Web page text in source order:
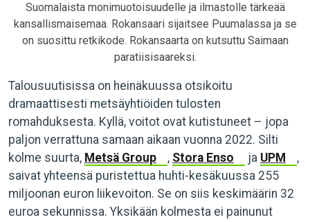
Suomalaista monimuotoisuudelle ja ilmastolle tärkeää
kansallismaisemaa. Rokansaari sijaitsee Puumalassa ja se
on suosittu retkikode. Rokansaarta on kutsuttu Saimaan
paratiisisaareksi.
Talousuutisissa on heinäkuussa otsikoitu
dramaattisesti metsäyhtiöiden tulosten
romahduksesta. Kyllä, voitot ovat kutistuneet – jopa
paljon verrattuna samaan aikaan vuonna 2022. Silti
kolme suurta, Metsä Group , Stora Enso ja UPM
,
saivat yhteensä puristettua huhti-kesäkuussa 255
miljoonan euron liikevoiton. Se on siis keskimäärin 32
euroa sekunnissa. Yksikään kolmesta ei painunut